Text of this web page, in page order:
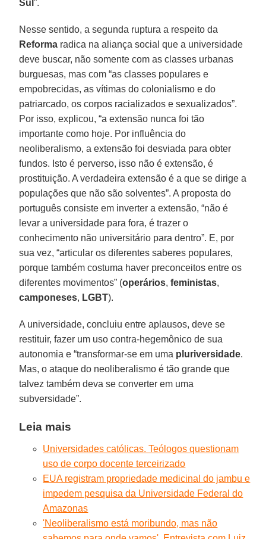
Sul”.
Nesse sentido, a segunda ruptura a respeito da
Reforma radica na aliança social que a universidade
deve buscar, não somente com as classes urbanas
burguesas, mas com “as classes populares e
empobrecidas, as vítimas do colonialismo e do
patriarcado, os corpos racializados e sexualizados”.
Por isso, explicou, “a extensão nunca foi tão
importante como hoje. Por influência do
neoliberalismo, a extensão foi desviada para obter
fundos. Isto é perverso, isso não é extensão, é
prostituição. A verdadeira extensão é a que se dirige a
populações que não são solventes”. A proposta do
português consiste em inverter a extensão, “não é
levar a universidade para fora, é trazer o
conhecimento não universitário para dentro”. E, por
sua vez, “articular os diferentes saberes populares,
porque também costuma haver preconceitos entre os
diferentes movimentos” (operários, feministas,
camponeses, LGBT).
A universidade, concluiu entre aplausos, deve se
restituir, fazer um uso contra-hegemônico de sua
autonomia e “transformar-se em uma pluriversidade.
Mas, o ataque do neoliberalismo é tão grande que
talvez também deva se converter em uma
subversidade”.
Leia mais
Universidades católicas. Teólogos questionam
uso de corpo docente terceirizado
EUA registram propriedade medicinal do jambu e
impedem pesquisa da Universidade Federal do
Amazonas
'Neoliberalismo está moribundo, mas não